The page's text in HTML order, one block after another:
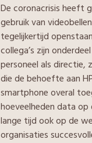
De coronacrisis heeft
gebruik van
tegelijkertijd
collega’s zijn
personeel als directie,
die de behoefte aan
smartphone overal
hoeveelheden data
lange tijd ook op de
organisaties